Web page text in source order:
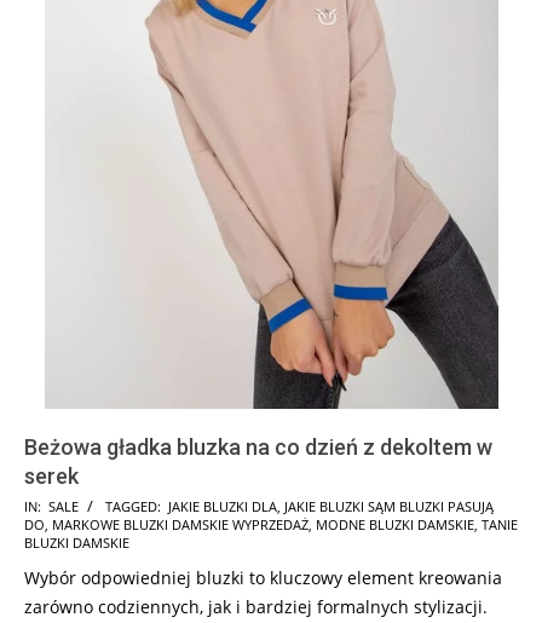
Beżowa gładka bluzka na co dzień z dekoltem w
serek
2024-
09-
IN: SALE TAGGED: JAKIE BLUZKI DLA, JAKIE BLUZKI SĄM BLUZKI PASUJĄ
DO, MARKOWE BLUZKI DAMSKIE WYPRZEDAŻ, MODNE BLUZKI DAMSKIE, TANIE
BLUZKI DAMSKIE
Wybór odpowiedniej bluzki to kluczowy element kreowania
zarówno codziennych, jak i bardziej formalnych stylizacji.